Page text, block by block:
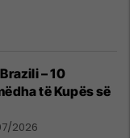
– 10
të Kupës së
2026